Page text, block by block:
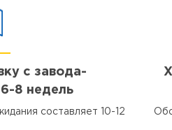
с завода-
6-8 недель
составляет 10-12